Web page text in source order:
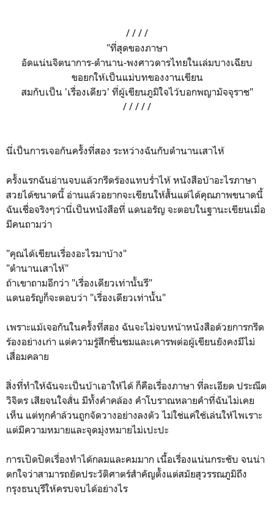
/ / / /
"ที่สุดของภาษา
อัดแน่นจิตนาการ-ตำนาน-พงศาวดารไทยในเล่มบางเฉียบ
ขอยกให้เป็นแม่บทของงานเขียน
สมกับเป็น 'เรื่องเดียว' ที่ผู้เขียนภูมิใจไว้บอกพญามัจจุราช"
/ / / / /
นี่เป็นการเจอกันครั้งที่สอง ระหว่างฉันกับตำนานเสาไห้
ครั้งแรกฉันอ่านจบแล้วกรีดร้องแทบร่ำไห้ หนังสือบ้าอะไรภาษา
สวยได้ขนาดนี้ อ่านแล้วอยากจะเขียนให้สั้นแต่ได้คุณภาพขนาดนี้
ฉันเชื่อจริงๆว่านี่เป็นหนังสือที่ แดนอรัญ จะตอบในฐานะเขียนเมื่อ
มีคนถามว่า
"คุณได้เขียนเรื่องอะไรมาบ้าง"
"ตำนานเสาไห้"
ถ้าเขาถามอีกว่า "เรื่องเดียวเท่านั้นรึ"
แดนอรัญก็จะตอบว่า "เรื่องเดียวเท่านั้น"
เพราะแม้เจอกันในครั้งที่สอง ฉันจะไม่จบหน้าหนังสือด้วยการกรีด
ร้องอย่างเก่า แต่ความรู้สึกชื่นชมและเคารพต่อผู้เขียนยังคงมีไม่
เสื่อมคลาย
สิ่งที่ทำให้ฉันจะเป็นบ้าเอาให้ได้ ก็คือเรื่องภาษา ที่ละเอียด ประณีต
วิจิตร เสียจนใจสั่น มีทั้งคำคล้อง คำโบราณหลายคำที่ฉันไม่เคย
เห็น แต่ทุกคำล้วนถูกจัดวางอย่างลงตัว ไม่ใช่แค่ใช้เล่นให้ไพเราะ
แต่มีความหมายและจุดมุ่งหมายไม่เปะปะ
การเปิดปิดเรื่องทำได้กลมและคมมาก เนื้อเรื่องแน่นกระชับ จนน่า
ตกใจว่าสามารถยัดประวัติศาตร์สำคัญตั้งแต่สมัยสุวรรณภูมิถึง
กรุงธนบุรีให้ครบจบได้อย่างไร